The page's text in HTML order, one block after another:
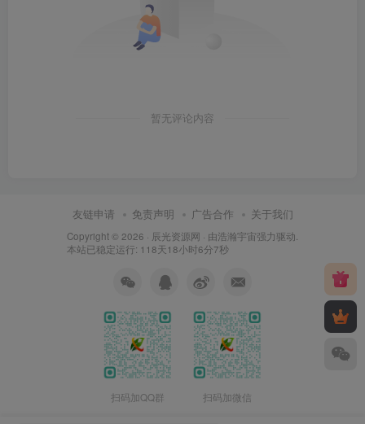
暂无评论内容
友链申请 免责声明 广告合作 关于我们
Copyright © 2026 · 辰光资源网 · 由浩瀚宇宙强力驱动.
本站已稳定运行: 118天18小时6分8秒
扫码加QQ群 扫码加微信